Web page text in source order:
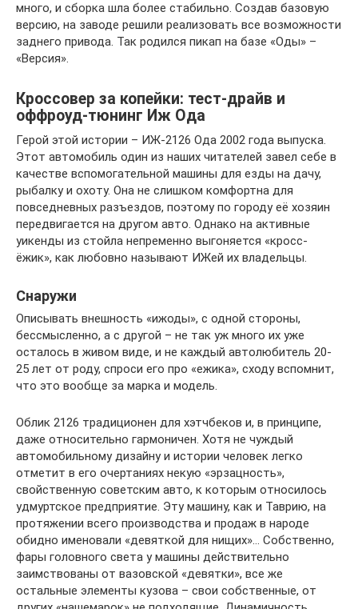
много, и сборка шла более стабильно. Создав базовую
версию, на заводе решили реализовать все возможности
заднего привода. Так родился пикап на базе «Оды» –
«Версия».
Кроссовер за копейки: тест-драйв и
оффроуд-тюнинг Иж Ода
Герой этой истории – ИЖ-2126 Ода 2002 года выпуска.
Этот автомобиль один из наших читателей завел себе в
качестве вспомогательной машины для езды на дачу,
рыбалку и охоту. Она не слишком комфортна для
повседневных разъездов, поэтому по городу её хозяин
передвигается на другом авто. Однако на активные
уикенды из стойла непременно выгоняется «кросс-
ёжик», как любовно называют ИЖей их владельцы.
Снаружи
Описывать внешность «ижоды», с одной стороны,
бессмысленно, а с другой – не так уж много их уже
осталось в живом виде, и не каждый автолюбитель 20-
25 лет от роду, спроси его про «ежика», сходу вспомнит,
что это вообще за марка и модель.
Облик 2126 традиционен для хэтчбеков и, в принципе,
даже относительно гармоничен. Хотя не чуждый
автомобильному дизайну и истории человек легко
отметит в его очертаниях некую «эрзацность»,
свойственную советским авто, к которым относилось
удмуртское предприятие. Эту машину, как и Таврию, на
протяжении всего производства и продаж в народе
обидно именовали «девяткой для нищих»… Собственно,
фары головного света у машины действительно
заимствованы от вазовской «девятки», все же
остальные элементы кузова – свои собственные, от